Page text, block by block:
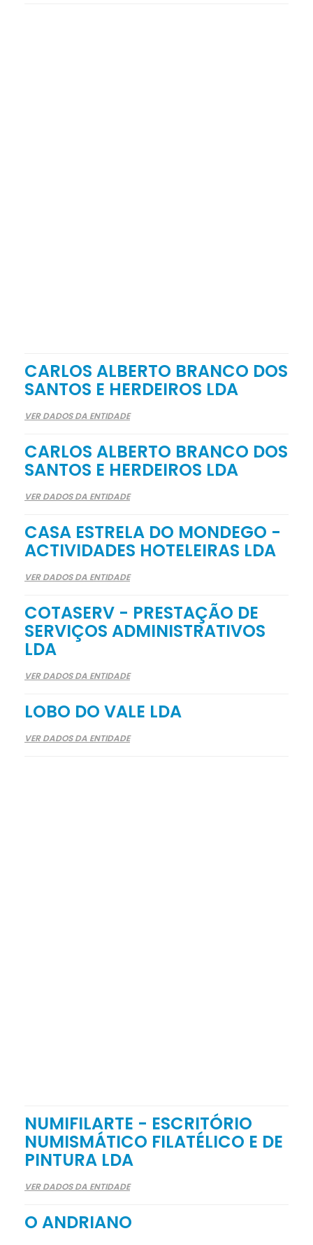
CARLOS ALBERTO BRANCO DOS
SANTOS E HERDEIROS LDA
VER DADOS DA ENTIDADE
CARLOS ALBERTO BRANCO DOS
SANTOS E HERDEIROS LDA
VER DADOS DA ENTIDADE
CASA ESTRELA DO MONDEGO -
ACTIVIDADES HOTELEIRAS LDA
VER DADOS DA ENTIDADE
COTASERV - PRESTAÇÃO DE
SERVIÇOS ADMINISTRATIVOS
LDA
VER DADOS DA ENTIDADE
LOBO DO VALE LDA
VER DADOS DA ENTIDADE
NUMIFILARTE - ESCRITÓRIO
NUMISMÁTICO FILATÉLICO E DE
PINTURA LDA
VER DADOS DA ENTIDADE
O ANDRIANO